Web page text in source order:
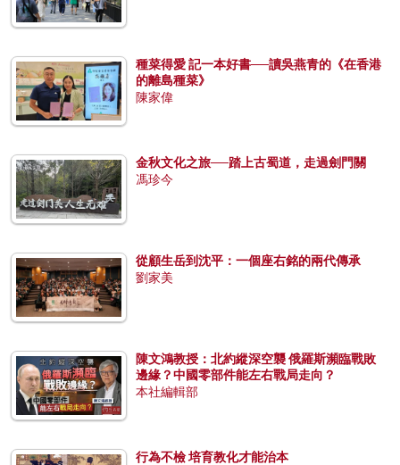
種菜得愛 記一本好書──讀吳燕青的《在香港
的離島種菜》
陳家偉
金秋文化之旅──踏上古蜀道，走過劍門關
馮珍今
從顧生岳到沈平：一個座右銘的兩代傳承
劉家美
陳文鴻教授：北約縱深空襲 俄羅斯瀕臨戰敗
邊緣？中國零部件能左右戰局走向？
本社編輯部
行為不檢 培育教化才能治本